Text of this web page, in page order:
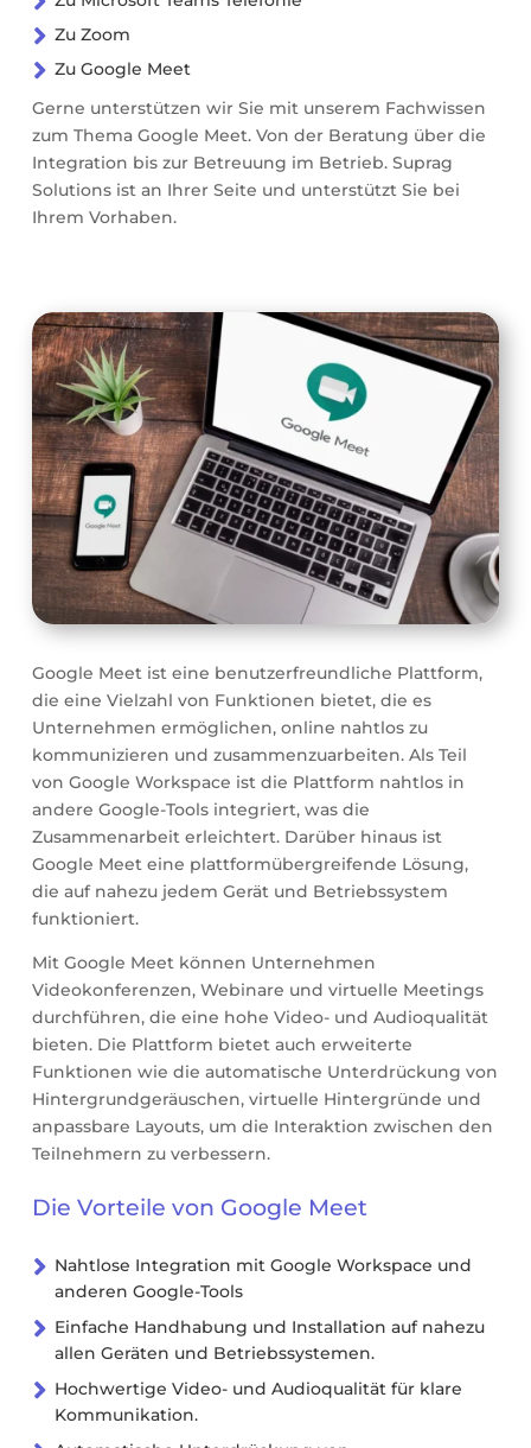
 Zu Zoom
 Zu Google Meet
Gerne unterstützen wir Sie mit unserem Fachwissen
zum Thema Google Meet. Von der Beratung über die
Integration bis zur Betreuung im Betrieb. Suprag
Solutions ist an Ihrer Seite und unterstützt Sie bei
Ihrem Vorhaben.
Google Meet ist eine benutzerfreundliche Plattform,
die eine Vielzahl von Funktionen bietet, die es
Unternehmen ermöglichen, online nahtlos zu
kommunizieren und zusammenzuarbeiten. Als Teil
von Google Workspace ist die Plattform nahtlos in
andere Google-Tools integriert, was die
Zusammenarbeit erleichtert. Darüber hinaus ist
Google Meet eine plattformübergreifende Lösung,
die auf nahezu jedem Gerät und Betriebssystem
funktioniert.
Mit Google Meet können Unternehmen
Videokonferenzen, Webinare und virtuelle Meetings
durchführen, die eine hohe Video- und Audioqualität
bieten. Die Plattform bietet auch erweiterte
Funktionen wie die automatische Unterdrückung von
Hintergrundgeräuschen, virtuelle Hintergründe und
anpassbare Layouts, um die Interaktion zwischen den
Teilnehmern zu verbessern.
Die Vorteile von Google Meet
 Nahtlose Integration mit Google Workspace und
anderen Google-Tools
 Einfache Handhabung und Installation auf nahezu
allen Geräten und Betriebssystemen.
 Hochwertige Video- und Audioqualität für klare
Kommunikation.